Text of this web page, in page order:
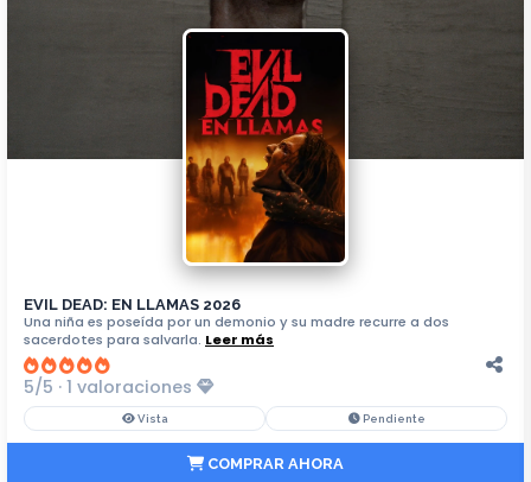
EVIL DEAD: EN LLAMAS 2026
Una niña es poseída por un demonio y su madre recurre a dos
sacerdotes para salvarla. Leer más
5/5 · 1 valoraciones
Vista Pendiente
COMPRAR AHORA